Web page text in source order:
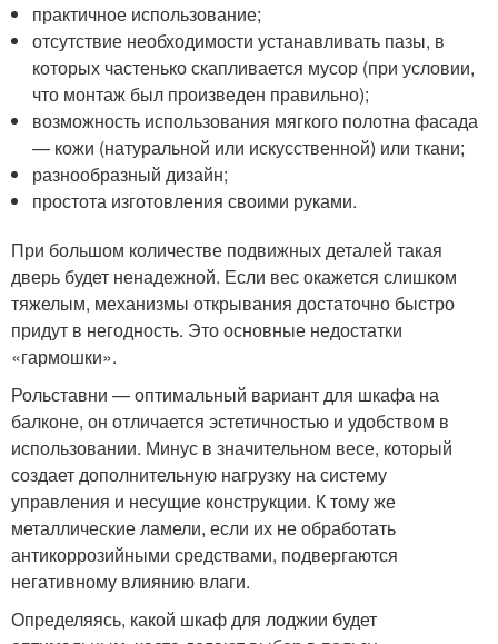
практичное использование;
отсутствие необходимости устанавливать пазы, в
которых частенько скапливается мусор (при условии,
что монтаж был произведен правильно);
возможность использования мягкого полотна фасада
— кожи (натуральной или искусственной) или ткани;
разнообразный дизайн;
простота изготовления своими руками.
При большом количестве подвижных деталей такая
дверь будет ненадежной. Если вес окажется слишком
тяжелым, механизмы открывания достаточно быстро
придут в негодность. Это основные недостатки
«гармошки».
Рольставни — оптимальный вариант для шкафа на
балконе, он отличается эстетичностью и удобством в
использовании. Минус в значительном весе, который
создает дополнительную нагрузку на систему
управления и несущие конструкции. К тому же
металлические ламели, если их не обработать
антикоррозийными средствами, подвергаются
негативному влиянию влаги.
Определяясь, какой шкаф для лоджии будет